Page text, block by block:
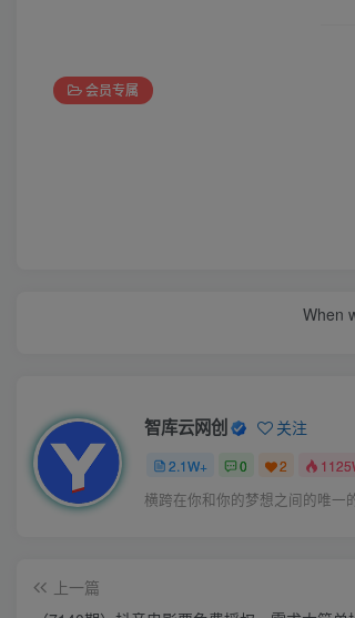
会员专属
When
智库云网创 关注
2.1W+ 0 2
横跨在你和你的梦想之间的唯一
上一篇